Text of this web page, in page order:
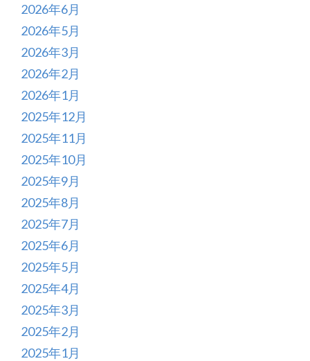
2026年6月
2026年5月
2026年3月
2026年2月
2026年1月
2025年12月
2025年11月
2025年10月
2025年9月
2025年8月
2025年7月
2025年6月
2025年5月
2025年4月
2025年3月
2025年2月
2025年1月